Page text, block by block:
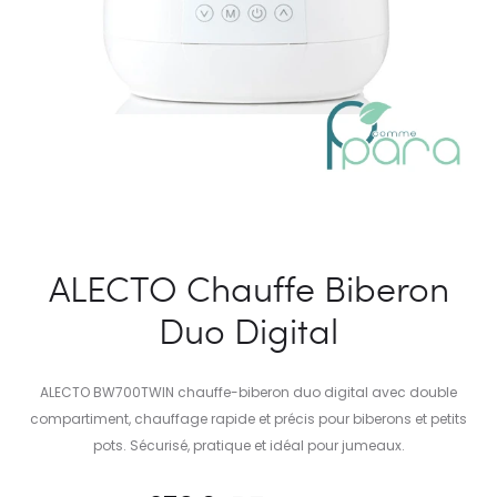
ALECTO Chauffe Biberon
Duo Digital
ALECTO BW700TWIN chauffe-biberon duo digital avec double
compartiment, chauffage rapide et précis pour biberons et petits
pots. Sécurisé, pratique et idéal pour jumeaux.